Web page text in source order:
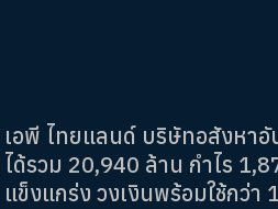
เอพี ไทยแลนด์ บริษัทอสังหา
ได้รวม 20,940 ล้าน กำไร
แข็งแกร่ง วงเงินพร้อมใช้กว่า